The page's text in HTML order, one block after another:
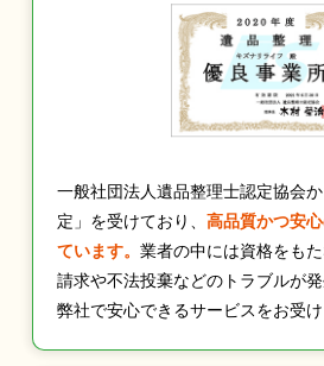
一般社団法人遺品整理士認定協会
定」を受けており、 高品質かつ安
ています。 業者の中には資格をも
請求や不法投棄などのトラブルが
弊社で安心できるサービスをお受け